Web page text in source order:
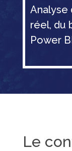
Analyse
réel, du
Power
Le